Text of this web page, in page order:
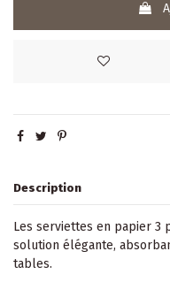
Description
Les serviettes en papier 3
solution élégante,
tables.